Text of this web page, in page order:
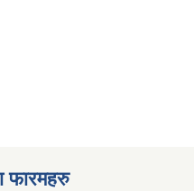
फारमहरु